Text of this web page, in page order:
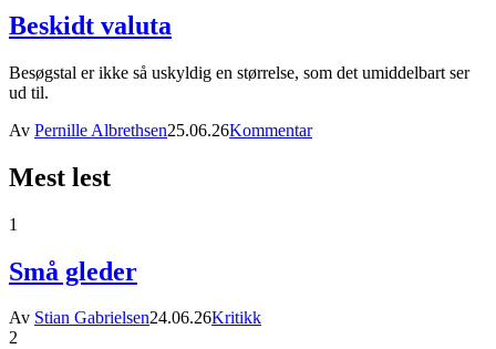
Beskidt valuta
Besøgstal er ikke så uskyldig en størrelse, som det umiddelbart ser
ud til.
Av Pernille Albrethsen25.06.26Kommentar
Mest lest
1
Små gleder
Av Stian Gabrielsen24.06.26Kritikk
2